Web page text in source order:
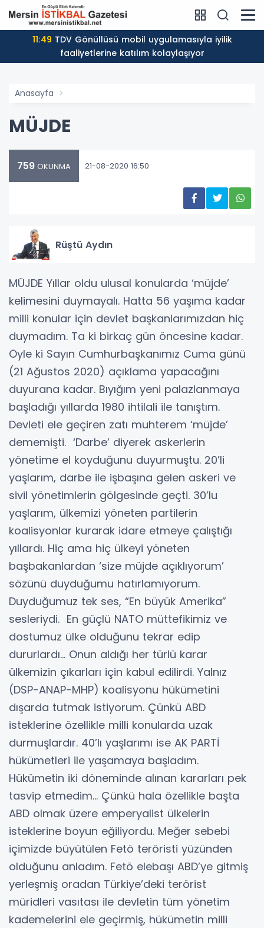
11:49
faaliyetlerine katılım kolaylaşıyor
Anasayfa
MÜJDE
759 OKUNMA 21-08-2020 16:50
Rüştü Aydın
MÜJDE Yıllar oldu ulusal konularda ‘müjde’
kelimesini duymayalı. Hatta 56 yaşıma kadar
milli konular için devlet başkanlarımızdan hiç
duymadım. Ta ki birkaç gün öncesine kadar.
Öyle ki Sayın Cumhurbaşkanımız Cuma günü
(21 Ağustos 2020) açıklama yapacağını
duyurana kadar. Bıyığım yeni palazlanmaya
başladığı yıllarda 1980 ihtilali ile tanıştım.
Devleti ele geçiren zatı muhterem ‘müjde’
dememişti. ‘Darbe’ diyerek askerlerin
yönetime el koyduğunu duyurmuştu. 20’li
yaşlarım, darbe ile işbaşına gelen askeri ve
sivil yönetimlerin gölgesinde geçti. 30’lu
yaşlarım, ülkemizi yöneten partilerin
koalisyonlar kurarak idare etmeye çalıştığı
yıllardı. Hiç ama hiç ülkeyi yöneten
başbakanlardan ‘size müjde açıklıyorum’
sözünü duyduğumu hatırlamıyorum.
Duyduğumuz tek ses, “En büyük Amerika”
sesleriydi. En güçlü NATO müttefikimiz ve
dostumuz ülke olduğunu tekrar edip
dururlardı… Onun aldığı her türlü karar
ülkemizin çıkarları için kabul edilirdi. Yalnız
(DSP-ANAP-MHP) koalisyonu hükümetini
dışarda tutmak istiyorum. Çünkü ABD
isteklerine özellikle milli konularda uzak
durmuşlardır. 40’lı yaşlarımı ise AK PARTİ
hükümetleri ile yaşamaya başladım.
Hükümetin iki döneminde alınan kararları pek
tasvip etmedim… Çünkü hala özellikle başta
ABD olmak üzere emperyalist ülkelerin
isteklerine boyun eğiliyordu. Meğer sebebi
içimizde büyütülen Fetö teröristi yüzünden
olduğunu anladım. Fetö elebaşı ABD’ye gitmiş
yerleşmiş oradan Türkiye’deki terörist
müridleri vasıtası ile devletin tüm yönetim
kademelerini ele geçirmiş, hükümetin milli